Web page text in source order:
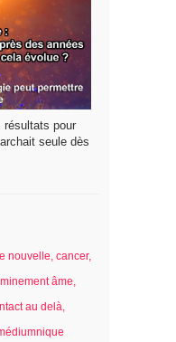
résultats pour
seule dès
nouvelle cancer
âme
au delà